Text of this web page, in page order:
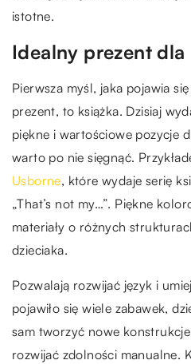
istotne.
Idealny prezent dla
Pierwsza myśl, jaka pojawia
prezent, to książka. Dzisiaj
piękne i wartościowe pozycje
warto po nie sięgnąć.
Usborne, które wydaje serię
„That’s not my…”. Piękne
materiały o różnych
dzieciaka.
Pozwalają rozwijać język i
pojawiło się wiele zabawek,
sam tworzyć nowe
rozwijać zdolności manualne.